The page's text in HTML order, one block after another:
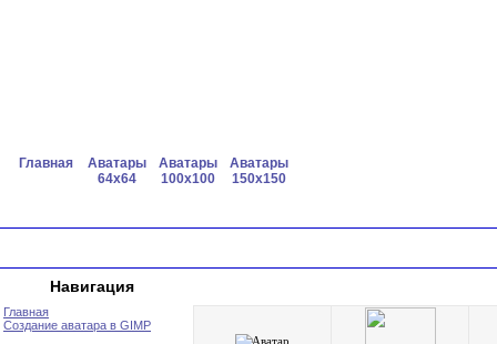
Главная
Аватары
64x64
Аватары
100x100
Аватары
150x150
Навигация
Главная
Создание аватара в GIMP